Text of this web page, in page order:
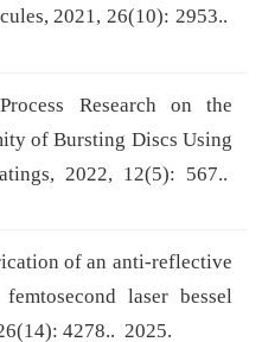
2021, 26(10): 2953..
Research on the
of Bursting Discs Using
2022, 12(5): 567..
of an anti-reflective
laser bessel
4278.. 2025.